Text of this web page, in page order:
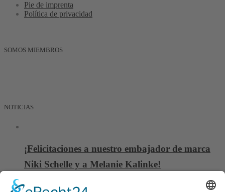
Pie de imprenta
Política de privacidad
SOMOS MIEMBROS
NOTICIAS
¡Felicitaciones a nuestro embajador de marca
Niki Schelle y a Melanie Kalinke!
06 octubre, 2025